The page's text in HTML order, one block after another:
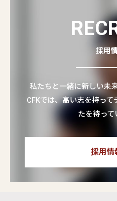
採用
私たちと一緒に新しい未
CFKでは、高い志を持っ
たを待って
採用情